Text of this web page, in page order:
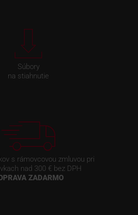
Súbory
na stiahnutie
s rámovcovou zmluvou pri
nad 300 € bez DPH
ZADARMO